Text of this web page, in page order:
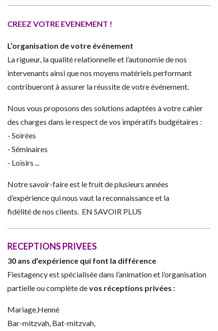
CREEZ VOTRE EVENEMENT !
L’organisation de votre événement
La rigueur, la qualité relationnelle et l’autonomie de nos
intervenants ainsi que nos moyens matériels performant
contribueront à assurer la réussite de votre événement.
Nous vous proposons des solutions adaptées à votre cahier
des charges dans le respect de vos impératifs budgétaires :
- Soirées
- Séminaires
- Loisirs ...
Notre savoir-faire est le fruit de plusieurs années
d’expérience qui nous vaut la reconnaissance et la
fidélité de nos clients. EN SAVOIR PLUS
RECEPTIONS PRIVEES
30 ans d’expérience qui font la différence
Fiestagency est spécialisée dans l’animation et l’organisation
partielle ou complète devos réceptions privées :
Mariage,Henné
Bar-mitzvah, Bat-mitzvah,